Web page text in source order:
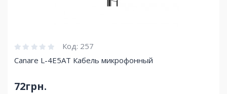
Код: 257
Canare L-4E5AT Кабель микрофонный
72грн.